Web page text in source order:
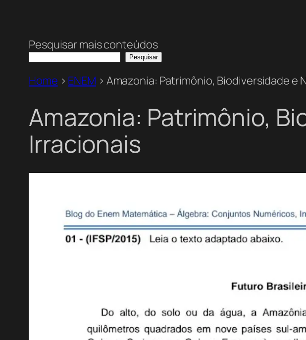
Pesquisar mais conteúdos
Pesquisar
Home > ENEM > Amazonia: Patrimônio, Biodiversidade e
Amazonia: Patrimônio,
Irracionais